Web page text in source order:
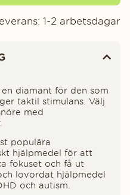
1-2 arbetsdagar
diamant för den som
taktil stimulans. Välj
med
populära
hjälpmedel för att
fokuset och få ut
lovordat hjälpmedel
och autism.